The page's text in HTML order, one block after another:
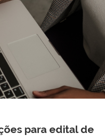
para edital de